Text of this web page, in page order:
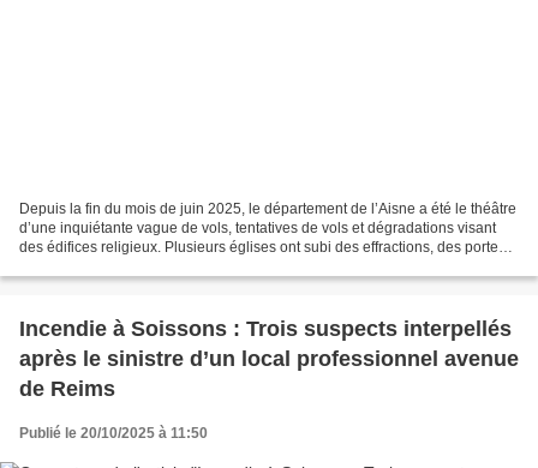
Depuis la fin du mois de juin 2025, le département de l’Aisne a été le théâtre
d’une inquiétante vague de vols, tentatives de vols et dégradations visant
des édifices religieux. Plusieurs églises ont subi des effractions, des portes
Incendie à Soissons : Trois suspects interpellés
après le sinistre d’un local professionnel avenue
de Reims
Publié le 20/10/2025 à 11:50